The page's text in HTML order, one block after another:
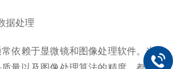
处理
赖于显微镜和图像处理软件。光学